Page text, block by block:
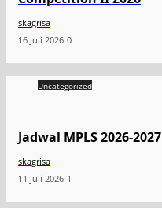
skagrisa
16 Juli 2026 0
Uncategorized
Jadwal MPLS 2026-2027
skagrisa
11 Juli 2026 1